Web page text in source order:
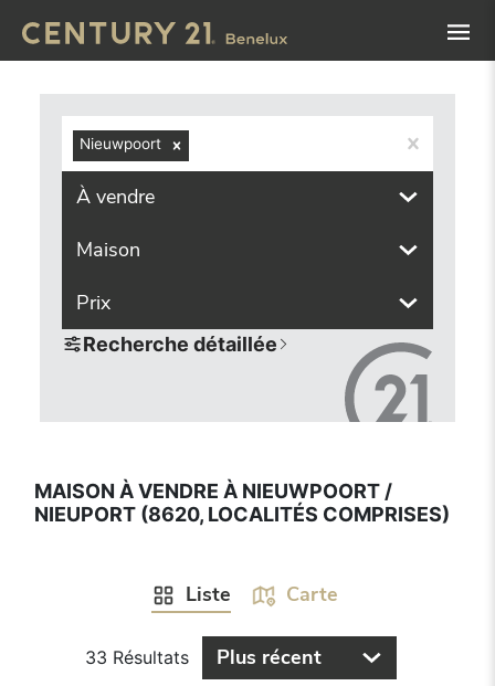
Nieuwpoort
À vendre
Maison
Prix
Recherche détaillée
MAISON À VENDRE À NIEUWPOORT /
NIEUPORT (8620, LOCALITÉS COMPRISES)
Liste Carte
33 Résultats Plus récent